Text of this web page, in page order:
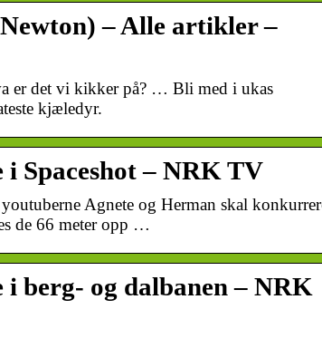
– Alle artikler –
er det vi kikker på? … Bli med i ukas
kjæledyr.
Spaceshot – NRK TV
Agnete og Herman skal
de 66 meter opp …
berg- og dalbanen – NRK